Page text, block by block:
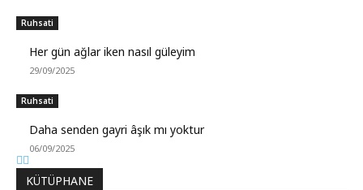
Ruhsati
Her gün ağlar iken nasıl güleyim
29/09/2025
Ruhsati
Daha senden gayri âşık mı yoktur
06/09/2025
KÜTÜPHANE